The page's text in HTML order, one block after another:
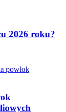
2026 roku?